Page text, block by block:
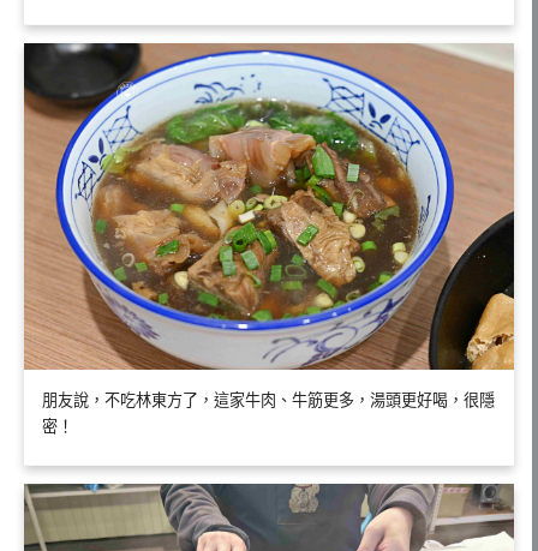
朋友說，不吃林東方了，這家牛肉、牛筋更多，湯頭更好喝，很隱
密！